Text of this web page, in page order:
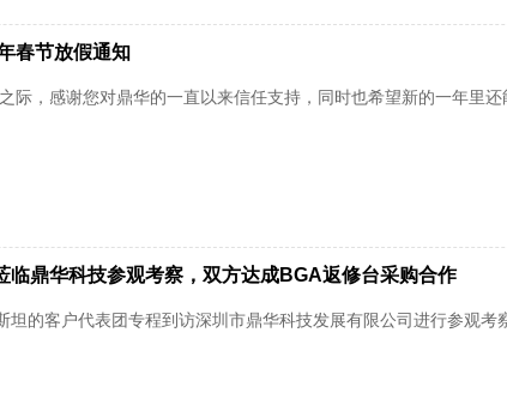
春节放假通知
际，感谢您对鼎华的一直以来信任支持，同时也希望新的一年里
临鼎华科技参观考察，双方达成BGA返修台采购合作
坦的客户代表团专程到访深圳市鼎华科技发展有限公司进行参观